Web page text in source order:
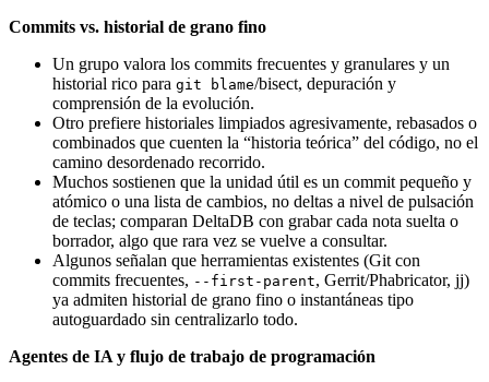
Commits vs. historial de grano fino
Un grupo valora los commits frecuentes y granulares y un
historial rico para git blame/bisect, depuración y
comprensión de la evolución.
Otro prefiere historiales limpiados agresivamente, rebasados o
combinados que cuenten la “historia teórica” del código, no el
camino desordenado recorrido.
Muchos sostienen que la unidad útil es un commit pequeño y
atómico o una lista de cambios, no deltas a nivel de pulsación
de teclas; comparan DeltaDB con grabar cada nota suelta o
borrador, algo que rara vez se vuelve a consultar.
Algunos señalan que herramientas existentes (Git con
commits frecuentes, --first-parent, Gerrit/Phabricator, jj)
ya admiten historial de grano fino o instantáneas tipo
autoguardado sin centralizarlo todo.
Agentes de IA y flujo de trabajo de programación